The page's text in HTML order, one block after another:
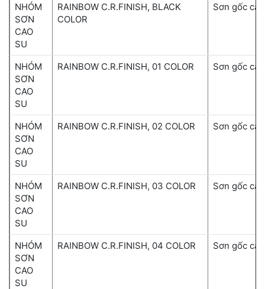
NHÓM
SƠN
CAO
SU
RAINBOW C.R.FINISH, BLACK
COLOR
Sơn gốc
NHÓM
SƠN
CAO
SU
RAINBOW C.R.FINISH, 01 COLOR Sơn gốc
NHÓM
SƠN
CAO
SU
RAINBOW C.R.FINISH, 02 COLOR Sơn gốc
NHÓM
SƠN
CAO
SU
RAINBOW C.R.FINISH, 03 COLOR Sơn gốc
NHÓM
SƠN
CAO
SU
RAINBOW C.R.FINISH, 04 COLOR Sơn gốc